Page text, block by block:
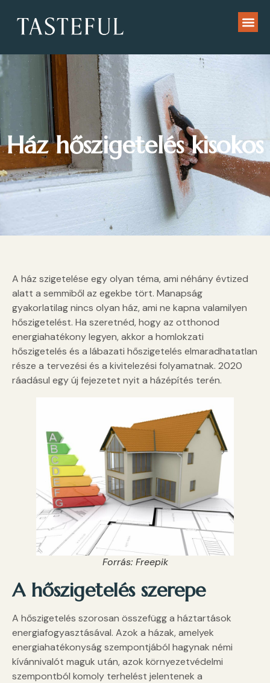
Ház hőszigetelés kisokos
A ház szigetelése egy olyan téma, ami néhány évtized
alatt a semmiből az egekbe tört. Manapság
gyakorlatilag nincs olyan ház, ami ne kapna valamilyen
hőszigetelést. Ha szeretnéd, hogy az otthonod
energiahatékony legyen, akkor a homlokzati
hőszigetelés és a lábazati hőszigetelés elmaradhatatlan
része a tervezési és a kivitelezési folyamatnak. 2020
ráadásul egy új fejezetet nyit a házépítés terén.
Forrás: Freepik
A hőszigetelés szerepe
A hőszigetelés szorosan összefügg a háztartások
energiafogyasztásával. Azok a házak, amelyek
energiahatékonyság szempontjából hagynak némi
kívánnivalót maguk után, azok környezetvédelmi
szempontból komoly terhelést jelentenek a